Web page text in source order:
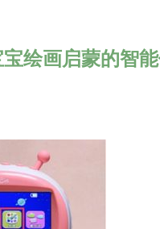
绘画启蒙的智